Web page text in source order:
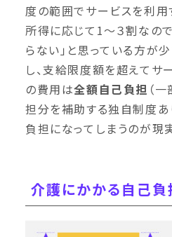
度の範囲でサービスを利用
所得に応じて1〜３割なの
らない」と思っている方が
し、支給限度額を超えてサ
の費用は全額自己負担 （
担分を補助する独自制度あ
負担になってしまうのが現
介護にかかる自己負